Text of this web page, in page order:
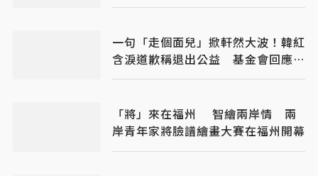
忠誠審查機制
一句「走個面兒」掀軒然大波！韓紅
含淚道歉稱退出公益 基金會回應：
仍在第一線義診
「將」來在福州 智繪兩岸情 兩
岸青年家將臉譜繪畫大賽在福州開幕